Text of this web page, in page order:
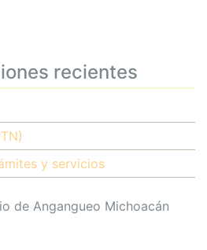
recientes
y servicios
de Angangueo Michoacán